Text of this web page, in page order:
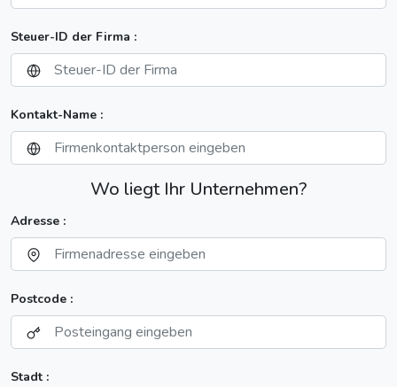
Steuer-ID der Firma :
Kontakt-Name :
Wo liegt Ihr Unternehmen?
Adresse :
Postcode :
Stadt :